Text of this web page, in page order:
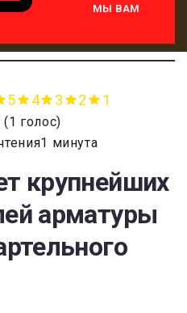
МЫ ВАМ
5 4 3 2 1
(1 голос)
минута
крупнейших
арматуры